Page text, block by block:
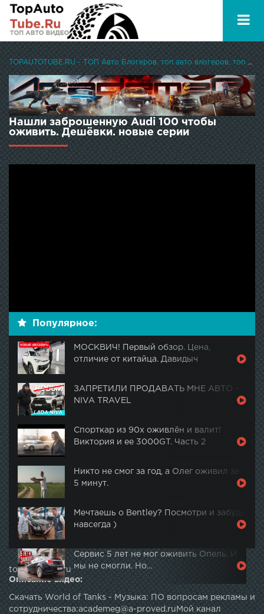
TOPAUTOTUBE.RU - ТОП Авто Блогеров, топ авто влогеров, топ авто ютуберов
Нашли заброшенную Audi 100 чтобы
оживить. Дешёвки. новые серии
Популярное:
МОСКВИЧ! Первый обзор. Цена,
отличие от китайца. Давидыч
ЗАПРЕТИЛИ ПРОДАВАТЬ МНЕ АВТО -
NIVA TRAVEL
Спорткар из 90х оживлён и валит!
Виктория и ее 3000GT. Часть 2
Никто не смог за год, а Олег оживил за
5 минут.
Мечтаешь о Bentley? Посмотри и забудь
навсегда )
Сервис 5 лет не мог оживить Опель. И
мы не смогли. Но…
topautotube.ru
Описание видео:
Скачать World of Tanks - Музыка: ПО вопросам рекламы и
сотрудничества:academeg@a-proved.ruМой канал